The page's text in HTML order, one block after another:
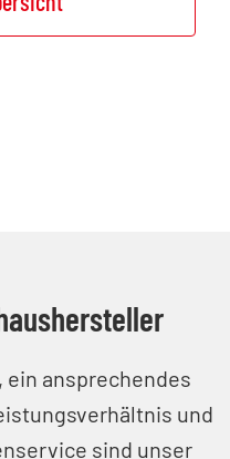
ein ansprechendes
und
sind unser